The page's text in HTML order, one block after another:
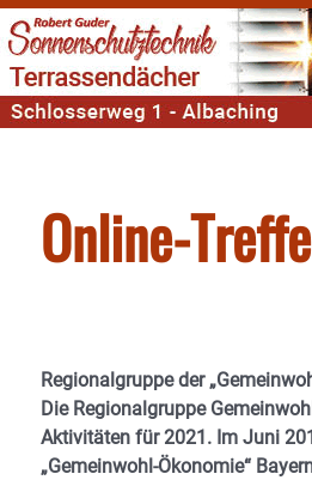
Online-
Regionalgruppe der
Die Regionalgruppe
Aktivitäten für 2021. Im Juni
„Gemeinwohl-Ökonomie“